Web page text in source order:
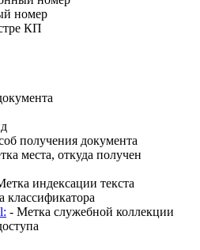
номер
КП
получения документа
места, откуда получен
индексации текста
классификатора
- Метка служебной коллекции